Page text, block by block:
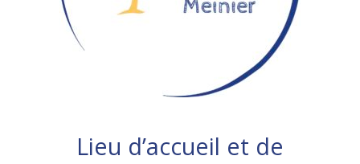
Lieu d’accueil et de